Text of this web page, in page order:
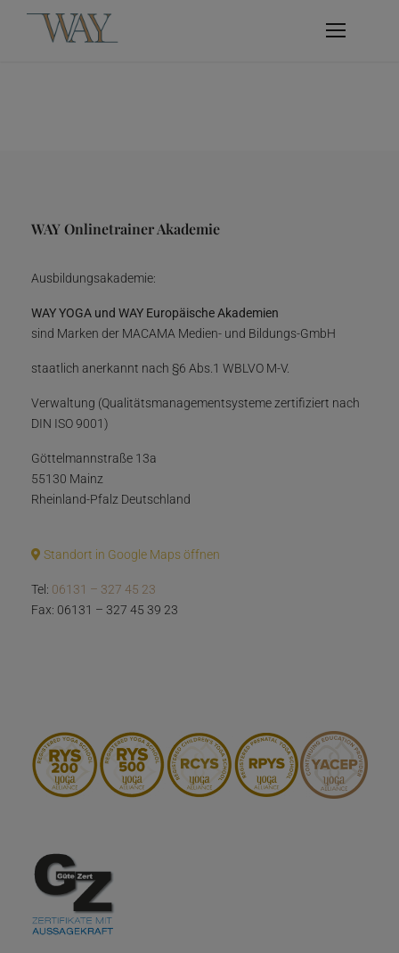
WAY Onlinetrainer Akademie
Ausbildungsakademie:
WAY YOGA und WAY Europäische Akademien
sind Marken der MACAMA Medien- und Bildungs-GmbH
staatlich anerkannt nach §6 Abs.1 WBLVO M-V.
Verwaltung (Qualitätsmanagementsysteme zertifiziert nach
DIN ISO 9001)
Göttelmannstraße 13a
55130 Mainz
Rheinland-Pfalz Deutschland
Standort in Google Maps öffnen
Tel: 06131 – 327 45 23
Fax: 06131 – 327 45 39 23